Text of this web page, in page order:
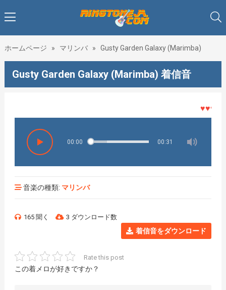
ホームページ » マリンバ » Gusty Garden Galaxy (Marimba)
Gusty Garden Galaxy (Marimba) 着信音
♥♥♥着メ
00:00 00:31
音楽の種類: マリンバ
165 聞く 3 ダウンロード数
着信音をダウンロード
Rate this post
この着メロが好きですか？